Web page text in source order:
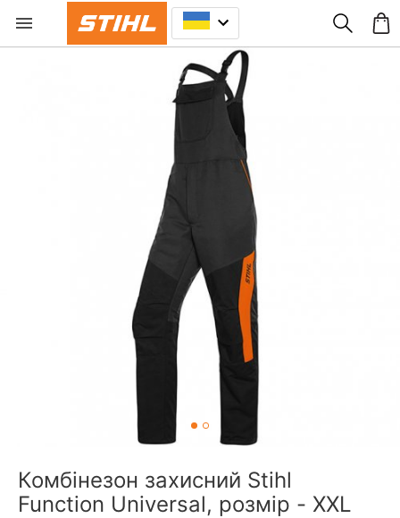
Комбінезон захисний Stihl
Function Universal, розмір - XXL